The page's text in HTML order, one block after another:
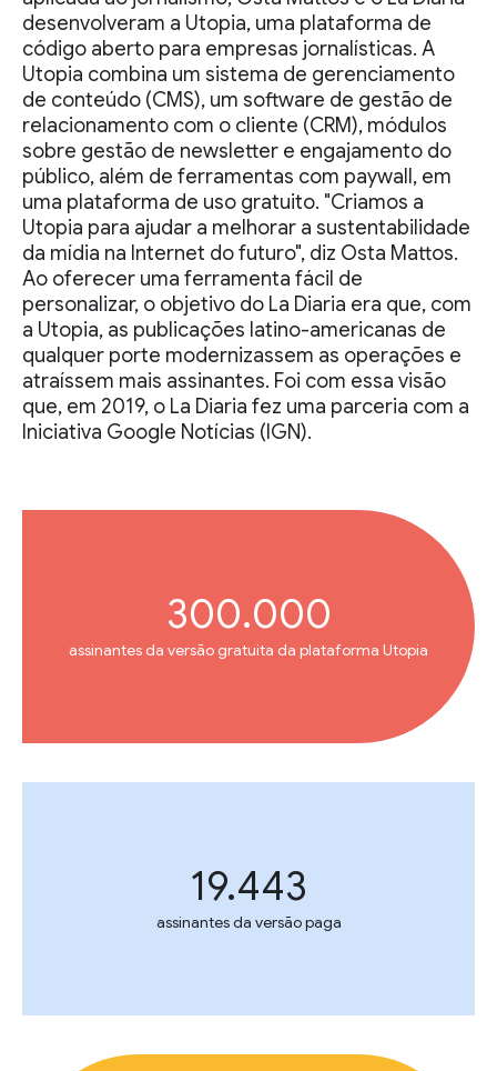
desenvolveram a Utopia, uma plataforma de
código aberto para empresas jornalísticas. A
Utopia combina um sistema de gerenciamento
de conteúdo (CMS), um software de gestão de
relacionamento com o cliente (CRM), módulos
sobre gestão de newsletter e engajamento do
público, além de ferramentas com paywall, em
uma plataforma de uso gratuito. "Criamos a
Utopia para ajudar a melhorar a sustentabilidade
da mídia na Internet do futuro", diz Osta Mattos.
Ao oferecer uma ferramenta fácil de
personalizar, o objetivo do La Diaria era que, com
a Utopia, as publicações latino-americanas de
qualquer porte modernizassem as operações e
atraíssem mais assinantes. Foi com essa visão
que, em 2019, o La Diaria fez uma parceria com a
Iniciativa Google Notícias (IGN).
300.000
assinantes da versão gratuita da plataforma Utopia
19.443
assinantes da versão paga